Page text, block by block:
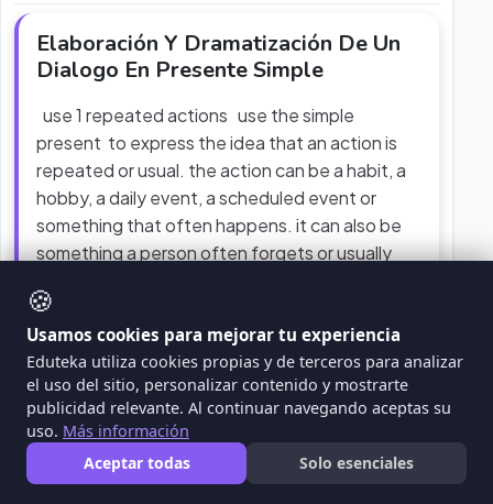
Elaboración Y Dramatización De Un
Dialogo En Presente Simple
use 1 repeated actions use the simple
present to express the idea that an action is
repeated or usual. the action can be a habit, a
hobby, a daily event, a scheduled event or
something that often happens. it can also be
something a person often forgets or usually
WEBQUEST LENGUA EXTRANJERA
🍪
Usamos cookies para mejorar tu experiencia
Eduteka utiliza cookies propias y de terceros para analizar
el uso del sitio, personalizar contenido y mostrarte
publicidad relevante. Al continuar navegando aceptas su
uso. Más información
Aceptar todas
Solo esenciales